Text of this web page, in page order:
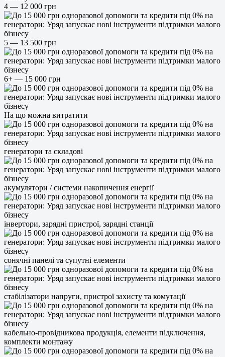
4 — 12 000 грн
5 — 13 500 грн
6+ — 15 000 грн
На що можна витратити
генератори та складові
акумулятори / системи накопичення енергії
інвертори, зарядні пристрої, зарядні станції
сонячні панелі та супутні елементи
стабілізатори напруги, пристрої захисту та комутації
кабельно-провідникова продукція, елементи підключення,
комплекти монтажу